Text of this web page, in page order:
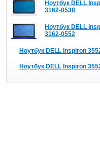
Ноутбук DELL
3162-0538
Ноутбук DELL
3162-0552
Ноутбук DELL Inspiron
Ноутбук DELL Inspiron